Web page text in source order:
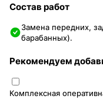
Состав работ
Замена передних,
барабанных).
Рекомендуем
Комплексная